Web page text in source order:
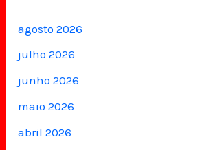
agosto 2026
julho 2026
junho 2026
maio 2026
abril 2026